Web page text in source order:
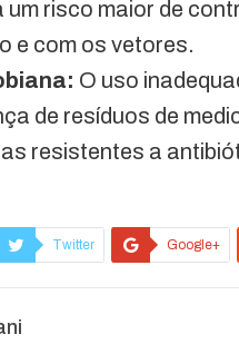
um risco maior de
e com os vetores.
O uso
de resíduos de
resistentes a
Twitter Google+